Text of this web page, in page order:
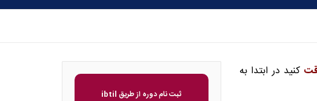
کنید در ابتدا به
ثبت نام دوره از طریق ibtil